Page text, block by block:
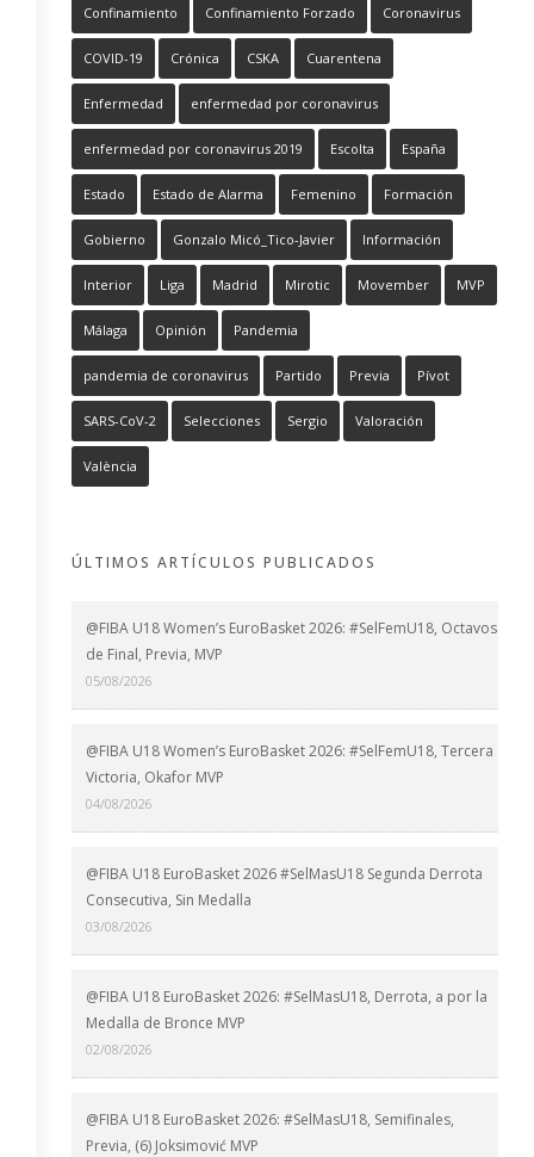
Confinamiento Confinamiento Forzado Coronavirus
COVID-19 Crónica CSKA Cuarentena
Enfermedad enfermedad por coronavirus
enfermedad por coronavirus 2019 Escolta España
Estado Estado de Alarma Femenino Formación
Gobierno Gonzalo Micó_Tico-Javier Información
Interior Liga Madrid Mirotic Movember MVP
Málaga Opinión Pandemia
pandemia de coronavirus Partido Previa Pívot
SARS-CoV-2 Selecciones Sergio Valoración
València
ÚLTIMOS ARTÍCULOS PUBLICADOS
@FIBA U18 Women’s EuroBasket 2026: #SelFemU18, Octavos
de Final, Previa, MVP
05/08/2026
@FIBA U18 Women’s EuroBasket 2026: #SelFemU18, Tercera
Victoria, Okafor MVP
04/08/2026
@FIBA U18 EuroBasket 2026 #SelMasU18 Segunda Derrota
Consecutiva, Sin Medalla
03/08/2026
@FIBA U18 EuroBasket 2026: #SelMasU18, Derrota, a por la
Medalla de Bronce MVP
02/08/2026
@FIBA U18 EuroBasket 2026: #SelMasU18, Semifinales,
Previa, (6) Joksimović MVP